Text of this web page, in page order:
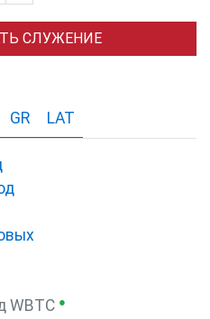
СЛУЖЕНИЕ
GR LAT
WBTC ●